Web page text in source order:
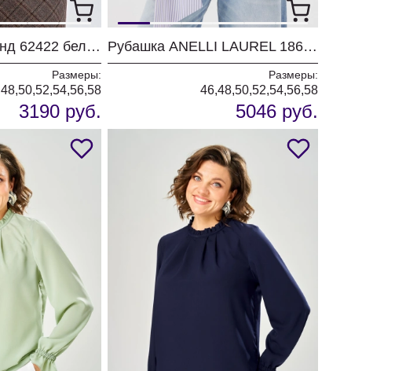
Блузка Таир-Гранд 62422 белый
Размеры:
48,50,52,54,56,58
3190 руб.
Рубашка ANELLI LAUREL 1862 лаванда бант
Размеры:
46,48,50,52,54,56,58
5046 руб.